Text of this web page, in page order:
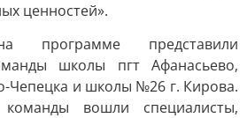
ценностей».
представили
школы пгт Афанасьево,
Чепецка и школы №26 г. Кирова.
вошли специалисты,